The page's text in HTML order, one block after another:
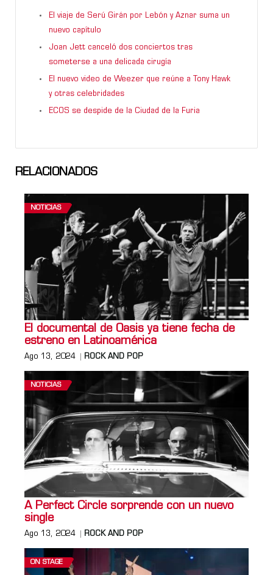
El viaje de Serú Girán por Lebón y Aznar suma un
nuevo capítulo
Joan Jett canceló dos conciertos tras
someterse a una delicada cirugía
El nuevo video de Weezer que reúne a Tony Hawk
y otras celebridades
ECOS se despide de la Ciudad de la Furia
RELACIONADOS
NOTICIAS
El documental de Oasis ya tiene fecha de
estreno en Latinoamérica
Ago 13, 2024 ROCK AND POP
NOTICIAS
A Perfect Circle sorprende con un nuevo
single
Ago 13, 2024 ROCK AND POP
ON STAGE